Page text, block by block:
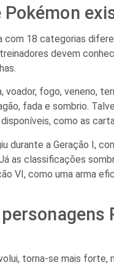
com 18 categorias
devem
voador, fogo, veneno,
fada e sombrio.
como as
durante a Geração I,
as classificações
VI, como uma arma
torna-se mais forte,